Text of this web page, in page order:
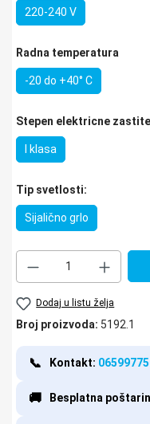
220-240 V
Izaberi
Radna temperatura
-20 do +40° C
Izaberi
Stepen elektricne zastite
I klasa
Izaberi
Tip svetlosti:
Sijalično grlo
Količina
Dodaj u listu želja
Broj proizvoda: 5192.1
📞 Kontakt:
🚚 Besplatna